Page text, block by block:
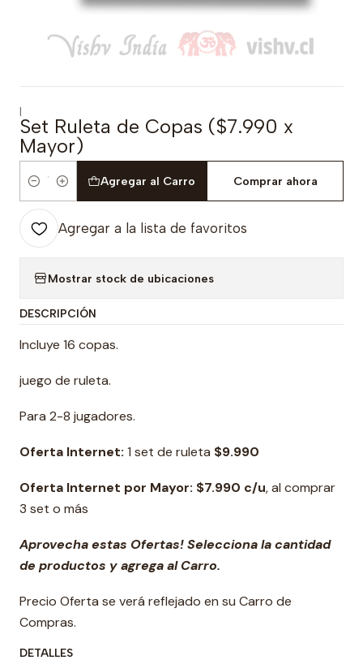
|
Set Ruleta de Copas ($7.990 x
Mayor)
Cantidad
Agregar al Carro Comprar ahora
Agregar a la lista de favoritos
Mostrar stock de ubicaciones
DESCRIPCIÓN
Incluye 16 copas.
juego de ruleta.
Para 2-8 jugadores.
Oferta Internet: 1 set de ruleta $9.990
Oferta Internet por Mayor: $7.990 c/u, al comprar
3 set o más
Aprovecha estas Ofertas! Selecciona la cantidad
de productos y agrega al Carro.
Precio Oferta se verá reflejado en su Carro de
Compras.
DETALLES